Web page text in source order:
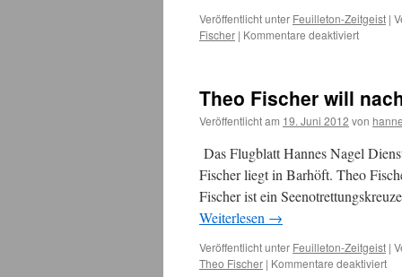
Veröffentlicht unter Feuilleton-Zeitgeist |
Fischer | Kommentare deaktiviertfür
Nothafen
Darßer
Ort
Theo Fischer will
Veröffentlicht am 19. Juni 2012 von
Das Flugblatt Hannes Nagel
Fischer liegt in Barhöft. Theo
Fischer ist ein
Weiterlesen →
Veröffentlicht unter Feuilleton-Zeitgeist |
Theo Fischer | Kommentare deaktiviertfür